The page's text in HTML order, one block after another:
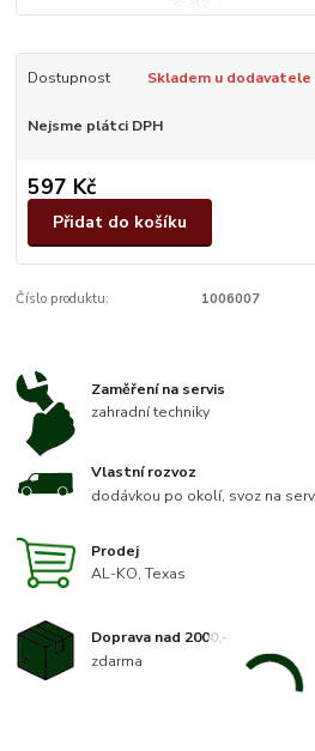
Dostupnost Skladem u dodavatele
Nejsme plátci DPH
597 Kč
Přidat do košíku
Číslo produktu: 1006007
Zaměření na servis
zahradní techniky
Vlastní rozvoz
dodávkou po okolí, svoz na
Prodej
AL-KO, Texas
Doprava nad 2000,-
zdarma